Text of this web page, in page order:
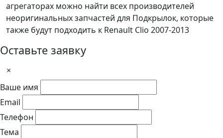
агрегаторах можно найти всех производителей
неоригинальных запчастей для Подкрылок, которые
также будут подходить к Renault Clio 2007-2013
Оставьте заявку
×
Ваше имя
Email
Телефон
Тема